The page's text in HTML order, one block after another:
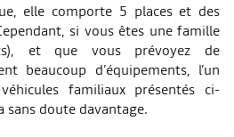
elle comporte 5 places et des
si vous êtes une famille
et que vous prévoyez de
beaucoup d’équipements, l’un
familiaux présentés ci-
sans doute davantage.